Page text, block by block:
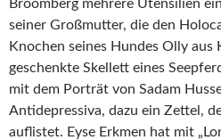
Broomberg mehrere Utensilien
seiner Großmutter, die den
Knochen seines Hundes Olly aus
geschenkte Skellett eines
mit dem Porträt von Sadam
Antidepressiva, dazu ein Zettel,
auflistet. Eyse Erkmen hat mit